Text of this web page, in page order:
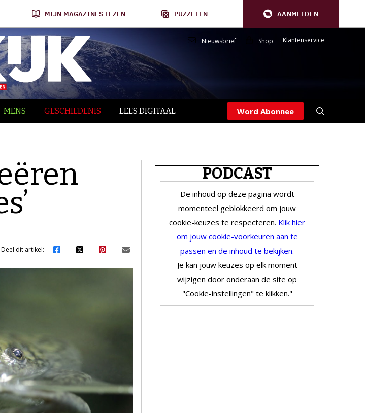
MIJN MAGAZINES LEZEN PUZZELEN AANMELDEN
Nieuwsbrief Shop Klantenservice
MENS GESCHIEDENIS LEES DIGITAAL Word Abonnee
Deel dit artikel:
PODCAST
De inhoud op deze pagina wordt
momenteel geblokkeerd om jouw
cookie-keuzes te respecteren. Klik hier
om jouw cookie-voorkeuren aan te
passen en de inhoud te bekijken.
Je kan jouw keuzes op elk moment
wijzigen door onderaan de site op
"Cookie-instellingen" te klikken."